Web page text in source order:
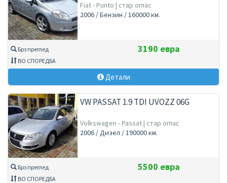
Fiat - Punto | стар оглас
2006 / Бензин / 160000 км.
Брз преглед
ВО СПОРЕДБА
3190 евра
Детали
VW PASSAT 1.9 TDI UVOZZ 06G
Volkswagen - Passat | стар оглас
2006 / Дизел / 190000 км.
Брз преглед
ВО СПОРЕДБА
5500 евра